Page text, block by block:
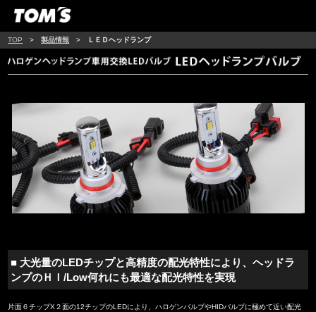
TOP >製品情報 > ＬＥＤヘッドランプ
■ 大光量のLEDチップと高精度の配光特性により、ヘッドラ
ンプのＨＩ/Low何れにも最適な配光特性を実現
片面６チップX２面の12チップのLEDにより、ハロゲンバルブやHIDバルブに極めて近い配光